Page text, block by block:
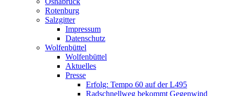
Rotenburg
Salzgitter
Impressum
Datenschutz
Wolfenbüttel
Wolfenbüttel
Aktuelles
Presse
Erfolg: Tempo 60 auf der L495
Radschnellweg bekommt Gegenwind